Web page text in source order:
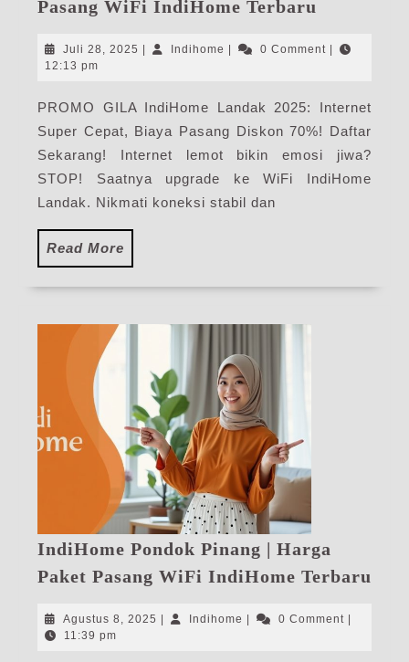
Pasang WiFi IndiHome Terbaru
|
Pasang
WiFi
IndiHome
Terbaru
Juli 28, 2025 Juli
Indihome Indihome0 Comment
12:13 pm
PROMO GILA IndiHome Landak 2025: Internet
Super Cepat, Biaya Pasang Diskon 70%! Daftar
Sekarang! Internet lemot bikin emosi jiwa?
STOP! Saatnya upgrade ke WiFi IndiHome
Landak. Nikmati koneksi stabil dan
Read More
More
IndiHome Pondok Pinang | Harga
Paket Pasang WiFi IndiHome Terbaru
Agustus 8, 2025 AgustusIndihome Indihome0 Comment
11:39 pm